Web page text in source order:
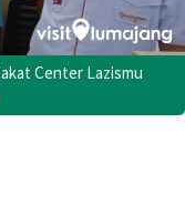
Center Lazismu